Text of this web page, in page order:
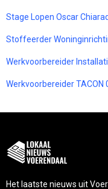
Stage Lopen Oscar
Stoffeerder
Werkvoorbereider
Werkvoorbereider TACON
Het laatste nieuws uit